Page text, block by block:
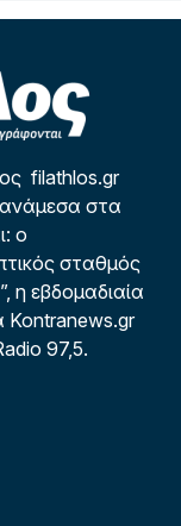
filathlos.gr
ανάμεσα στα
ο
σταθμός
η εβδομαδιαία
Kontranews.gr
97,5.